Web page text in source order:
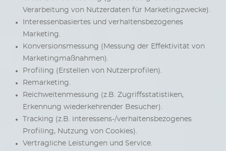
Verarbeitung von Nutzerdaten für Marketingzwecke).
Interessenbasiertes und verhaltensbezogenes
Marketing.
Konversionsmessung (Messung der Effektivität von
Marketingmaßnahmen).
Profiling (Erstellen von Nutzerprofilen).
Remarketing.
Reichweitenmessung (z.B. Zugriffsstatistiken,
Erkennung wiederkehrender Besucher).
Tracking (z.B. interessens-/verhaltensbezogenes
Profiling, Nutzung von Cookies).
Vertragliche Leistungen und Service.